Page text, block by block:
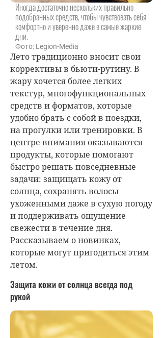
Иногда достаточно нескольких правильно
подобранных средств, чтобы чувствовать себя
комфортно и уверенно даже в самые жаркие
дни.
Фото: Legion-Media
Лето традиционно вносит свои
коррективы в бьюти-рутину. В
жару хочется более легких
текстур, многофункциональных
средств и форматов, которые
удобно брать с собой в поездки,
на прогулки или тренировки. В
центре внимания оказываются
продукты, которые помогают
быстро решать повседневные
задачи: защищать кожу от
солнца, сохранять волосы
ухоженными даже в сухую погоду
и поддерживать ощущение
свежести в течение дня.
Рассказываем о новинках,
которые могут пригодиться этим
летом.
Защита кожи от солнца всегда под
рукой